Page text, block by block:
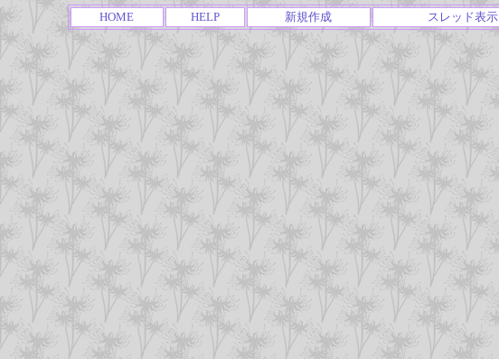
HOME HELP 新規作成 スレッド表示